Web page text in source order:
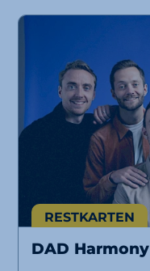
RESTKARTEN
DAD Harmony